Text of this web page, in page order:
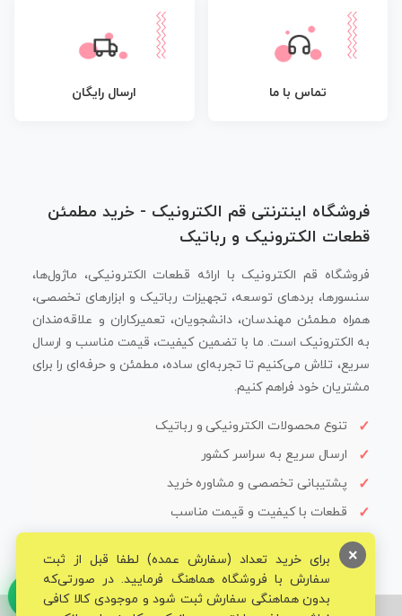
تماس با ما ارسال رایگان
فروشگاه اینترنتی قم الکترونیک - خرید مطمئن
قطعات الکترونیک و رباتیک
فروشگاه قم الکترونیک با ارائه قطعات الکترونیکی، ماژول‌ها،
سنسورها، بردهای توسعه، تجهیزات رباتیک و ابزارهای تخصصی،
همراه مطمئن مهندسان، دانشجویان، تعمیرکاران و علاقه‌مندان
به الکترونیک است. ما با تضمین کیفیت، قیمت مناسب و ارسال
سریع، تلاش می‌کنیم تا تجربه‌ای ساده، مطمئن و حرفه‌ای را برای
مشتریان خود فراهم کنیم.
تنوع محصولات الکترونیکی و رباتیک
ارسال سریع به سراسر کشور
پشتیبانی تخصصی و مشاوره خرید
قطعات با کیفیت و قیمت مناسب
برای خرید تعداد (سفارش عمده) لطفا قبل از ثبت
سفارش با فروشگاه هماهنگ فرمایید. در صورتی‌که
بدون هماهنگی سفارش ثبت شود و موجودی کالا کافی
×